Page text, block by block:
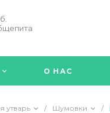
О НАС
утварь / Шумовки /